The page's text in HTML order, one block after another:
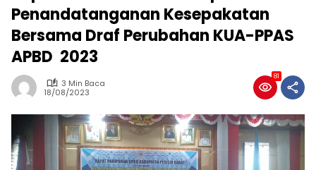
Penandatanganan Kesepakatan
Bersama Draf Perubahan KUA-PPAS
APBD 2023
3 Min Baca
18/08/2023
81